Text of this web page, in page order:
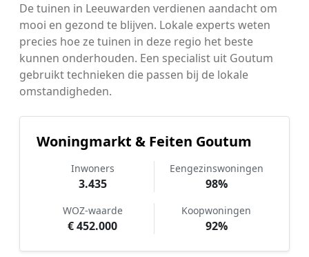
De tuinen in Leeuwarden verdienen aandacht om
mooi en gezond te blijven. Lokale experts weten
precies hoe ze tuinen in deze regio het beste
kunnen onderhouden. Een specialist uit Goutum
gebruikt technieken die passen bij de lokale
omstandigheden.
Woningmarkt & Feiten Goutum
Inwoners
3.435
Eengezinswoningen
98%
WOZ-waarde
€ 452.000
Koopwoningen
92%